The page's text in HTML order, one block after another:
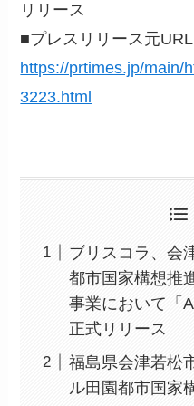
リリース
■プレスリリース元URL
https://prtimes.jp/main/
3223.html
ブリスコラ、会
都市国家構想推
事業において「
正式リリース
福島県会津若
ル田園都市国